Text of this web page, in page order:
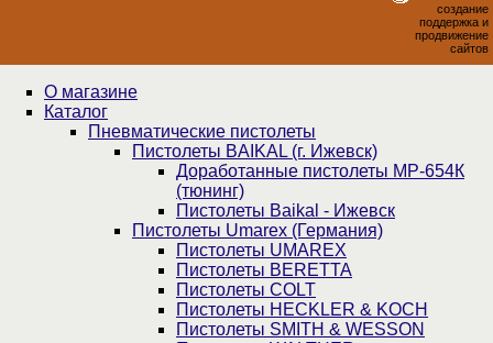
создание
поддержка и
продвижение
сайтов
О магазине
Каталог
Пнев­ма­ти­чес­кие пистолеты
Пистолеты BAIKAL (г. Ижевск)
Доработанные пистолеты МР-654К
(тюнинг)
Пистолеты Baikal - Ижевск
Пистолеты Umarex (Германия)
Пистолеты UMAREX
Пистолеты BERETTA
Пистолеты COLT
Пистолеты HECKLER & KOCH
Пистолеты SMITH & WESSON